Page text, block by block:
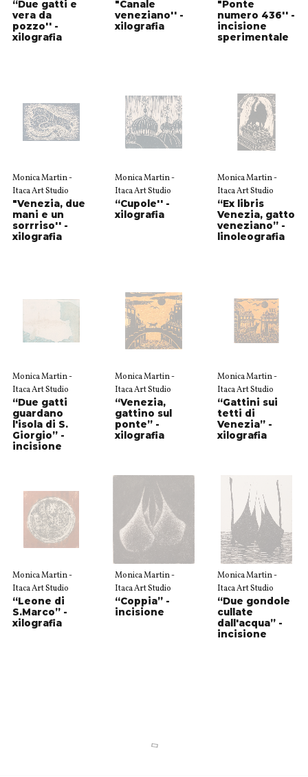
“Due gatti e
vera da
pozzo'' -
xilografia
"Canale
veneziano'' -
xilografia
"Ponte
numero 436'' -
incisione
sperimentale
Monica Martin -
Itaca Art Studio
"Venezia, due
mani e un
sorrriso'' -
xilografia
Monica Martin -
Itaca Art Studio
“Cupole'' -
xilografia
Monica Martin -
Itaca Art Studio
“Ex libris
Venezia, gatto
veneziano” -
linoleografia
Monica Martin -
Itaca Art Studio
“Due gatti
guardano
l'isola di S.
Giorgio” -
incisione
Monica Martin -
Itaca Art Studio
“Venezia,
gattino sul
ponte” -
xilografia
Monica Martin -
Itaca Art Studio
“Gattini sui
tetti di
Venezia” -
xilografia
Monica Martin -
Itaca Art Studio
“Leone di
S.Marco” -
xilografia
Monica Martin -
Itaca Art Studio
“Coppia” -
incisione
Monica Martin -
Itaca Art Studio
“Due gondole
cullate
dall'acqua” -
incisione